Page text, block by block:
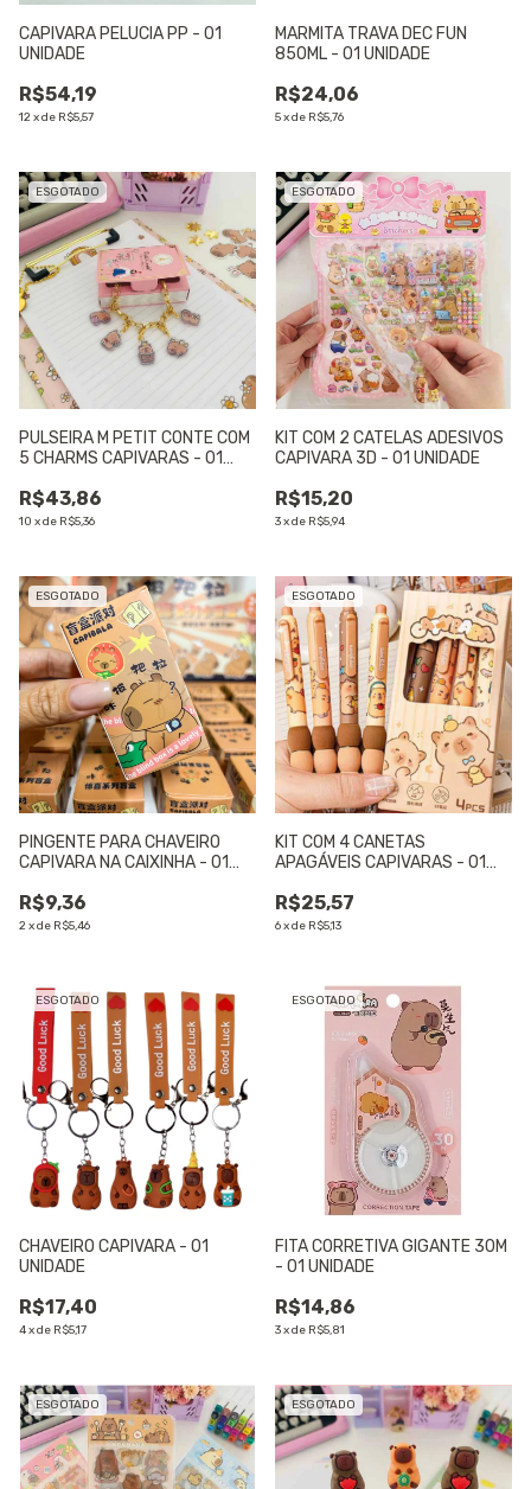
CAPIVARA PELUCIA PP - 01
UNIDADE
R$54,19
12xde R$5,57
MARMITA TRAVA DEC FUN
850ML - 01 UNIDADE
R$24,06
5xde R$5,76
ESGOTADO
PULSEIRA M PETIT CONTE COM
5 CHARMS CAPIVARAS - 01
R$43,86
10 xde R$5,36
ESGOTADO
KIT COM 2 CATELAS ADESIVOS
CAPIVARA 3D - 01 UNIDADE
R$15,20
3xde R$5,94
ESGOTADO
PINGENTE PARA CHAVEIRO
CAPIVARA NA CAIXINHA - 01
R$9,36
2xde R$5,46
ESGOTADO
KIT COM 4 CANETAS
APAGÁVEIS CAPIVARAS - 01
R$25,57
6xde R$5,13
ESGOTADO
CHAVEIRO CAPIVARA - 01
UNIDADE
R$17,40
4xde R$5,17
ESGOTADO
FITA CORRETIVA GIGANTE 30M
- 01 UNIDADE
R$14,86
3xde R$5,81
ESGOTADO ESGOTADO